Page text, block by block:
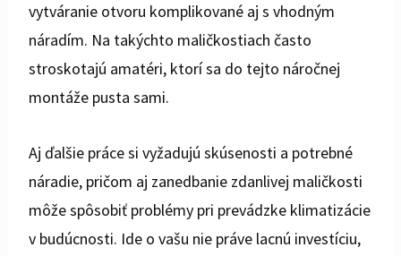
vytváranie otvoru komplikované aj s vhodným
náradím. Na takýchto maličkostiach často
stroskotajú amatéri, ktorí sa do tejto náročnej
montáže pusta sami.
Aj ďalšie práce si vyžadujú skúsenosti a potrebné
náradie, pričom aj zanedbanie zdanlivej maličkosti
môže spôsobiť problémy pri prevádzke klimatizácie
v budúcnosti. Ide o vašu nie práve lacnú investíciu,